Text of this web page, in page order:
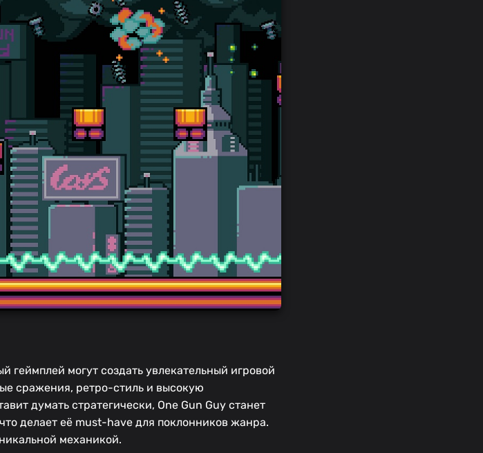
могут создать увлекательный игровой
сражения, ретро-стиль и высокую
думать стратегически, One Gun Guy станет
делает её must-have для поклонников жанра.
механикой.